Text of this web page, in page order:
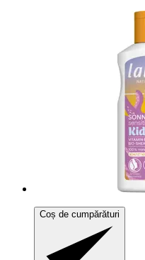
Coș de cumpărături